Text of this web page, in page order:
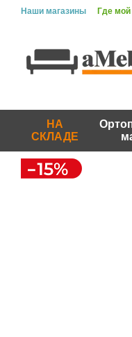
Перейти к основному
Наши магазины Где мой
НА
СКЛАДЕ